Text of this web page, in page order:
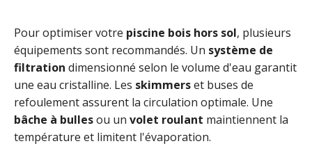
Pour optimiser votre piscine bois hors sol, plusieurs
équipements sont recommandés. Un système de
filtration dimensionné selon le volume d'eau garantit
une eau cristalline. Les skimmerset buses de
refoulement assurent la circulation optimale. Une
bâche à bullesou un volet roulant maintiennent la
température et limitent l'évaporation.